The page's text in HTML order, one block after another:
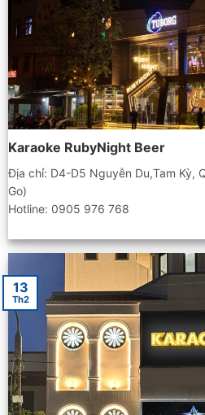
Karaoke RubyNight Beer
Địa chỉ: D4-D5 Nguyễn Du,Tam Kỳ,
Go)
Hotline: 0905 976 768
13
Th2